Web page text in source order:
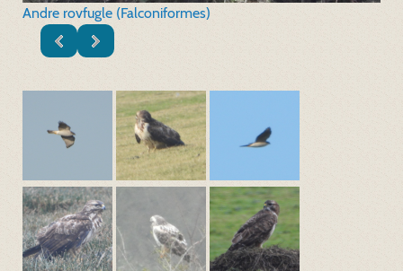
Andre rovfugle (Falconiformes)